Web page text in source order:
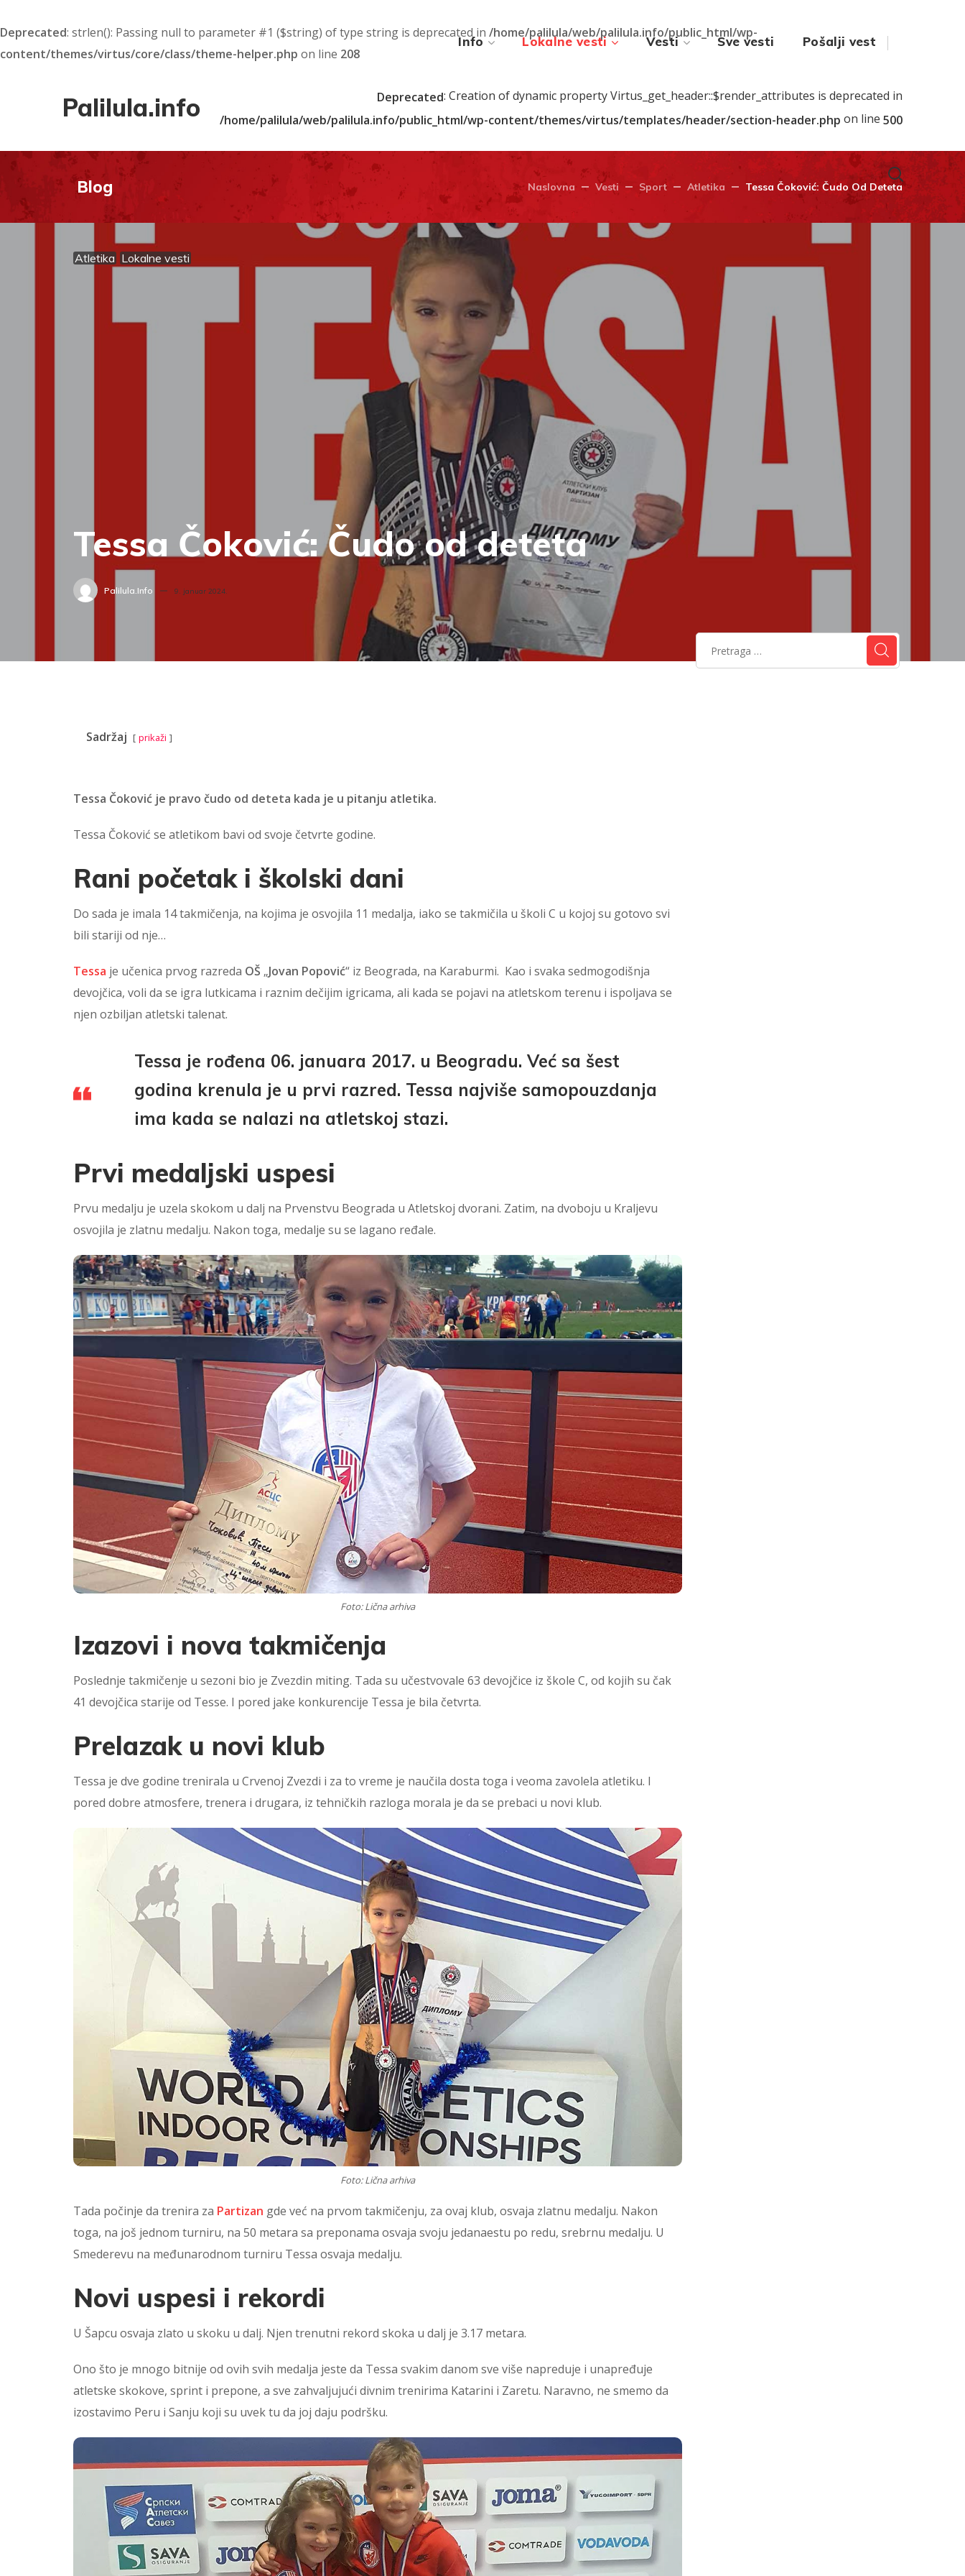
Deprecated: strlen(): Passing null to parameter #1 ($string) of type string is deprecated in /home/palilula/web/palilula.info/public_html/wp-
content/themes/virtus/core/class/theme-helper.php on line 208
Palilula.info
Info Lokalne vesti Vesti Sve vesti Pošalji vest
Deprecated: Creation of dynamic property Virtus_get_header::$render_attributes is deprecated in
/home/palilula/web/palilula.info/public_html/wp-content/themes/virtus/templates/header/section-header.php on line 500
Blog Naslovna Vesti Sport Atletika Tessa Čoković: Čudo Od Deteta
Atletika Lokalne vesti
Tessa Čoković: Čudo od deteta
Palilula.info 9. januar 2024.
Sadržaj prikaži
Tessa Čoković je pravo čudo od deteta kada je u pitanju atletika.
Tessa Čoković se atletikom bavi od svoje četvrte godine.
Rani početak i školski dani
Do sada je imala 14 takmičenja, na kojima je osvojila 11 medalja, iako se takmičila u školi C u kojoj su gotovo svi
bili stariji od nje…
Tessa je učenica prvog razreda OŠ „Jovan Popović“ iz Beograda, na Karaburmi. Kao i svaka sedmogodišnja
devojčica, voli da se igra lutkicama i raznim dečijim igricama, ali kada se pojavi na atletskom terenu i ispoljava se
njen ozbiljan atletski talenat.
Tessa je rođena 06. januara 2017. u Beogradu. Već sa šest
godina krenula je u prvi razred. Tessa najviše samopouzdanja
ima kada se nalazi na atletskoj stazi.
Prvi medaljski uspesi
Prvu medalju je uzela skokom u dalj na Prvenstvu Beograda u Atletskoj dvorani. Zatim, na dvoboju u Kraljevu
osvojila je zlatnu medalju. Nakon toga, medalje su se lagano ređale.
Foto: Lična arhiva
Izazovi i nova takmičenja
Poslednje takmičenje u sezoni bio je Zvezdin miting. Tada su učestvovale 63 devojčice iz škole C, od kojih su čak
41 devojčica starije od Tesse. I pored jake konkurencije Tessa je bila četvrta.
Prelazak u novi klub
Tessa je dve godine trenirala u Crvenoj Zvezdi i za to vreme je naučila dosta toga i veoma zavolela atletiku. I
pored dobre atmosfere, trenera i drugara, iz tehničkih razloga morala je da se prebaci u novi klub.
Foto: Lična arhiva
Tada počinje da trenira za Partizan gde već na prvom takmičenju, za ovaj klub, osvaja zlatnu medalju. Nakon
toga, na još jednom turniru, na 50 metara sa preponama osvaja svoju jedanaestu po redu, srebrnu medalju. U
Smederevu na međunarodnom turniru Tessa osvaja medalju.
Novi uspesi i rekordi
U Šapcu osvaja zlato u skoku u dalj. Njen trenutni rekord skoka u dalj je 3.17 metara.
Ono što je mnogo bitnije od ovih svih medalja jeste da Tessa svakim danom sve više napreduje i unapređuje
atletske skokove, sprint i prepone, a sve zahvaljujući divnim trenirima Katarini i Zaretu. Naravno, ne smemo da
izostavimo Peru i Sanju koji su uvek tu da joj daju podršku.